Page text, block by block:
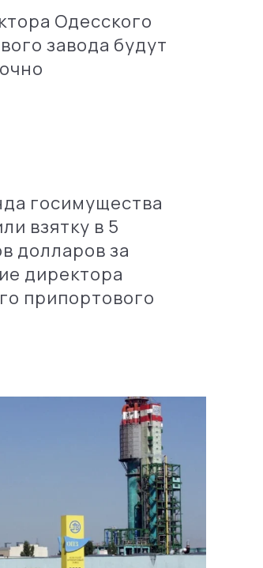
Одесского
завода будут
госимущества
взятку в 5
долларов за
директора
припортового